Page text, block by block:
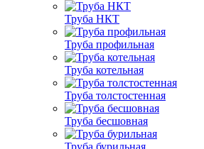
Труба НКТ
Труба профильная
Труба котельная
Труба толстостенная
Труба бесшовная
Труба бурильная